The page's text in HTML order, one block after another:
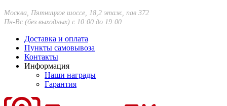
Москва, Пятницкое шоссе, 18,2 этаж, пав 372
Пн-Вс (без выходных) с 10:00 до 19:00
Доставка и оплата
Пункты самовывоза
Контакты
Информация
Наши награды
Гарантия